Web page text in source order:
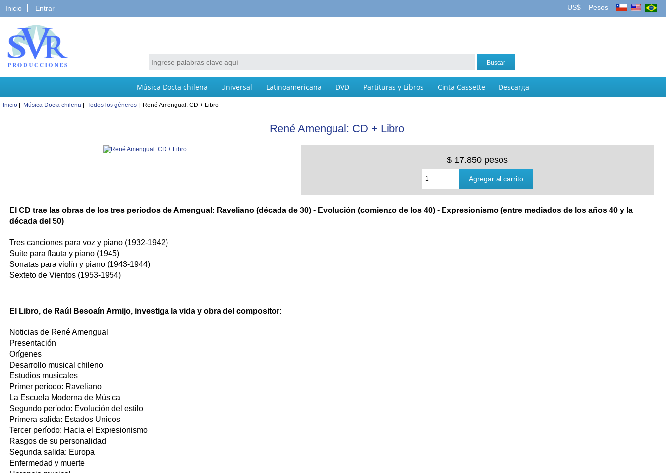
Inicio Entrar US$ Pesos
Música Docta chilena Universal Latinoamericana DVD Partituras y Libros Cinta Cassette Descarga
Inicio| Música Docta chilena Todos los géneros| René Amengual: CD + Libro
René Amengual: CD + Libro
$ 17.850 pesos
El CD trae las obras de los tres períodos de Amengual: Raveliano (década de 30) - Evolución (comienzo de los 40) - Expresionismo (entre mediados de los años 40 y la
década del 50)
Tres canciones para voz y piano (1932-1942)
Suite para flauta y piano (1945)
Sonatas para violín y piano (1943-1944)
Sexteto de Vientos (1953-1954)
El Libro, de Raúl Besoaín Armijo, investiga la vida y obra del compositor:
Noticias de René Amengual
Presentación
Orígenes
Desarrollo musical chileno
Estudios musicales
Primer período: Raveliano
La Escuela Moderna de Música
Segundo período: Evolución del estilo
Primera salida: Estados Unidos
Tercer período: Hacia el Expresionismo
Rasgos de su personalidad
Segunda salida: Europa
Enfermedad y muerte